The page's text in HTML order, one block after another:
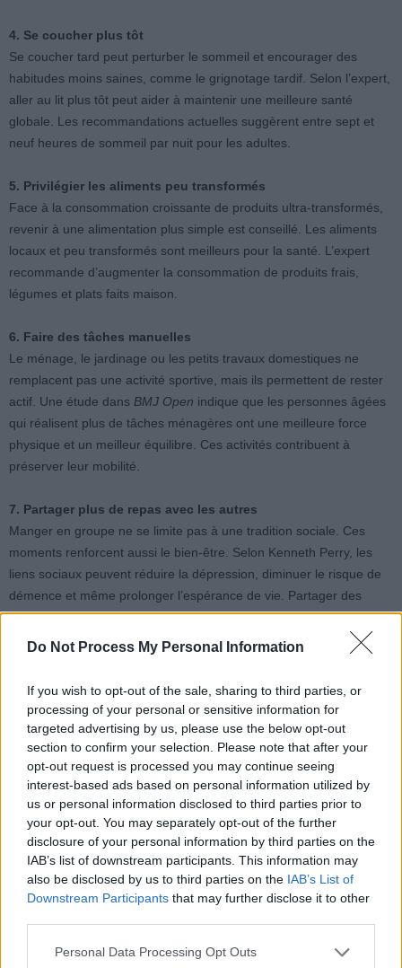
Do Not Process My Personal Information
If you wish to opt-out of the sale, sharing to third parties, or
processing of your personal or sensitive information for
targeted advertising by us, please use the below opt-out
section to confirm your selection. Please note that after your
opt-out request is processed you may continue seeing
interest-based ads based on personal information utilized by
us or personal information disclosed to third parties prior to
your opt-out. You may separately opt-out of the further
disclosure of your personal information by third parties on the
IAB’s list of downstream participants. This information may
also be disclosed by us to third parties on the IAB’s List of
Downstream Participants that may further disclose it to other
Personal Data Processing Opt Outs
4. Se coucher plus tôt
Se coucher tard peut perturber le sommeil et encourager des
habitudes moins saines, comme le grignotage tardif. Selon l’expert,
aller au lit plus tôt peut aider à maintenir une meilleure santé
globale. Les recommandations actuelles suggèrent entre sept et
neuf heures de sommeil par nuit pour les adultes.
5. Privilégier les aliments peu transformés
Face à la consommation croissante de produits ultra-transformés,
revenir à une alimentation plus simple est conseillé. Les aliments
locaux et peu transformés sont meilleurs pour la santé. L’expert
recommande d’augmenter la consommation de produits frais,
légumes et plats faits maison.
6. Faire des tâches manuelles
Le ménage, le jardinage ou les petits travaux domestiques ne
remplacent pas une activité sportive, mais ils permettent de rester
actif. Une étude dans BMJ Open indique que les personnes âgées
qui réalisent plus de tâches ménagères ont une meilleure force
physique et un meilleur équilibre. Ces activités contribuent à
préserver leur mobilité.
7. Partager plus de repas avec les autres
Manger en groupe ne se limite pas à une tradition sociale. Ces
moments renforcent aussi le bien-être. Selon Kenneth Perry, les
liens sociaux peuvent réduire la dépression, diminuer le risque de
démence et même prolonger l’espérance de vie. Partager des
repas favorise donc la santé à long terme.
contrôler son poids et sa glycémie. Le Dr Perry souligne que cette
pratique trouve ses racines dans notre histoire évolutive, où la
nourriture était souvent rare. Aujourd’hui, dans un monde où la
nourriture abonde, cette approche peut avoir des bénéfices si elle
est pratiquée avec prudence.
Article précédent
Hydratez-vous
Article suivant
À 64 ans, découvrez